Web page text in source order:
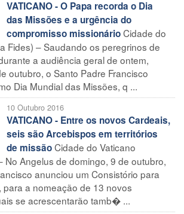
VATICANO - O Papa recorda o Dia
das Missões e a urgência do
compromisso missionárioCidade do
Fides) – Saudando os peregrinos de
a audiência geral de ontem,
outubro, o Santo Padre Francisco
Dia Mundial das Missões, q ...
10 Outubro 2016
VATICANO - Entre os novos Cardeais,
seis são Arcebispos em territórios
de missãoCidade do Vaticano
No Angelus de domingo, 9 de outubro,
anunciou um Consistório para
para a nomeação de 13 novos
se acrescentarão tamb� ...